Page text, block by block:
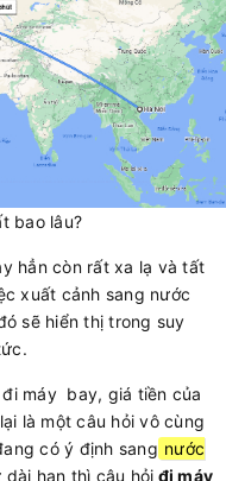
bao lâu?
hẳn còn rất xa lạ và tất
xuất cảnh sang nước
sẽ hiển thị trong suy
máy bay, giá tiền của
là một câu hỏi vô cùng
có ý định sang nước
hạn thì câu hỏi đi máy